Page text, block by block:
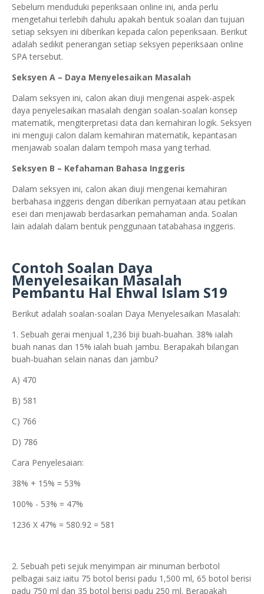
Sebelum menduduki peperiksaan online ini, anda perlu
mengetahui terlebih dahulu apakah bentuk soalan dan tujuan
setiap seksyen ini diberikan kepada calon peperiksaan. Berikut
adalah sedikit penerangan setiap seksyen peperiksaan online
SPA tersebut.
Seksyen A – Daya Menyelesaikan Masalah
Dalam seksyen ini, calon akan diuji mengenai aspek-aspek
daya penyelesaikan masalah dengan soalan-soalan konsep
matematik, mengiterpretasi data dan kemahiran logik. Seksyen
ini menguji calon dalam kemahiran matematik, kepantasan
menjawab soalan dalam tempoh masa yang terhad.
Seksyen B – Kefahaman Bahasa Inggeris
Dalam seksyen ini, calon akan diuji mengenai kemahiran
berbahasa inggeris dengan diberikan pernyataan atau petikan
esei dan menjawab berdasarkan pemahaman anda. Soalan
lain adalah dalam bentuk penggunaan tatabahasa inggeris.
Contoh Soalan Daya
Menyelesaikan Masalah
Pembantu Hal Ehwal Islam S19
Berikut adalah soalan-soalan Daya Menyelesaikan Masalah:
1. Sebuah gerai menjual 1,236 biji buah-buahan. 38% ialah
buah nanas dan 15% ialah buah jambu. Berapakah bilangan
buah-buahan selain nanas dan jambu?
A) 470
B) 581
C) 766
D) 786
Cara Penyelesaian:
38% + 15% = 53%
100% - 53% = 47%
1236 X 47% = 580.92 = 581
2. Sebuah peti sejuk menyimpan air minuman berbotol
pelbagai saiz iaitu 75 botol berisi padu 1,500 ml, 65 botol berisi
padu 750 ml dan 35 botol berisi padu 250 ml. Berapakah